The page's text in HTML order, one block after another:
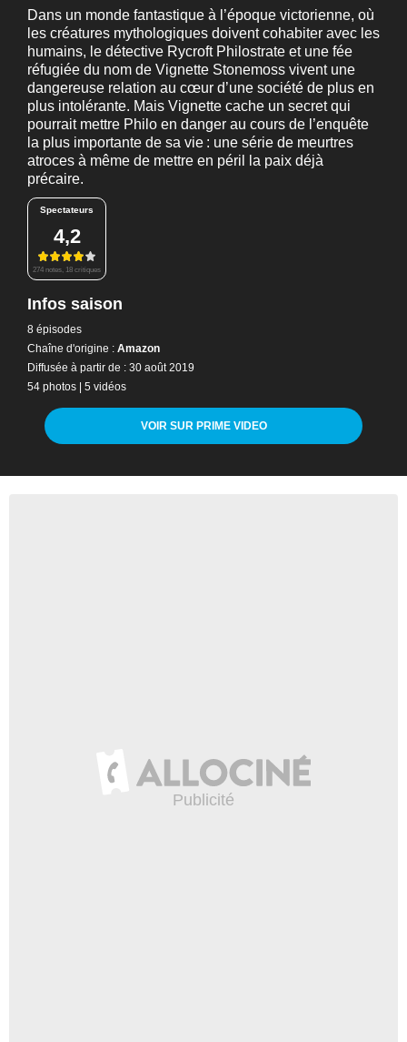
Dans un monde fantastique à l’époque victorienne, où
les créatures mythologiques doivent cohabiter avec les
humains, le détective Rycroft Philostrate et une fée
réfugiée du nom de Vignette Stonemoss vivent une
dangereuse relation au cœur d’une société de plus en
plus intolérante. Mais Vignette cache un secret qui
pourrait mettre Philo en danger au cours de l’enquête
la plus importante de sa vie : une série de meurtres
atroces à même de mettre en péril la paix déjà
précaire.
Spectateurs
4,2
274 notes, 18 critiques
Infos saison
8 épisodes
Chaîne d'origine : Amazon
Diffusée à partir de : 30 août 2019
54 photos | 5 vidéos
VOIR SUR PRIME VIDEO